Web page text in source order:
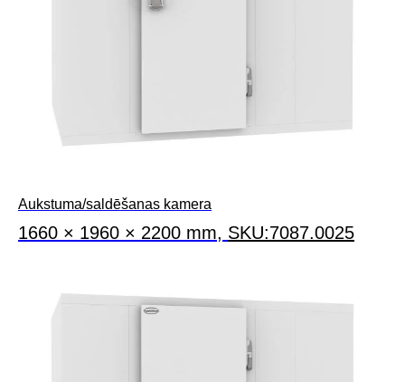
Aukstuma/saldēšanas kamera
1660 × 1960 × 2200 mm, SKU:7087.0025